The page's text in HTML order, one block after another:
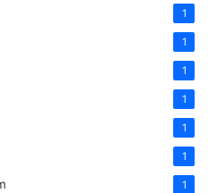
1
1
1
1
1
1
1